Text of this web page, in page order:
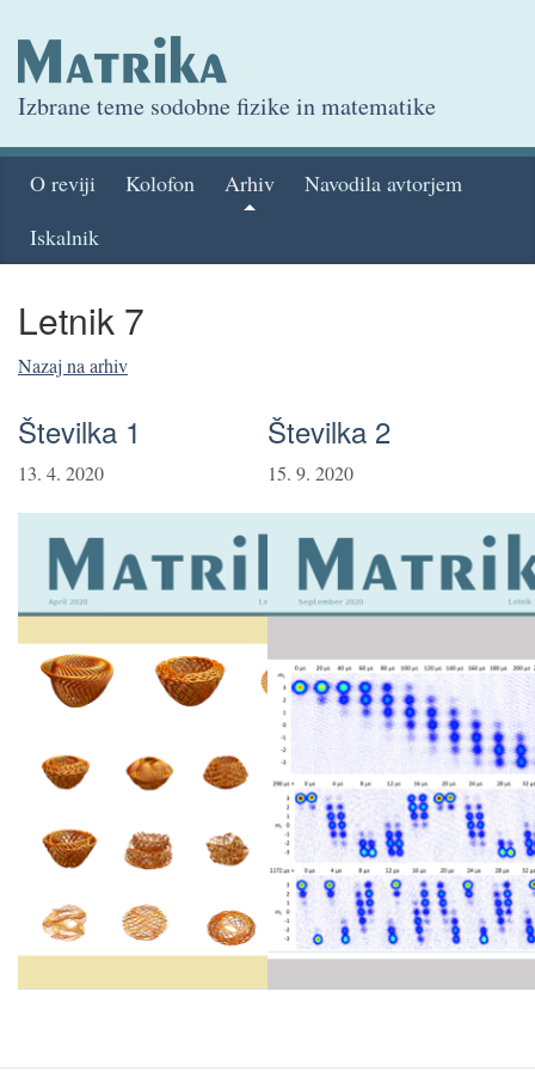
Izbrane teme sodobne fizike in matematike
O reviji Kolofon Arhiv
Navodila avtorjem
Iskalnik
Letnik 7
Nazaj na arhiv
Številka 1
13. 4. 2020
Številka 2
15. 9. 2020